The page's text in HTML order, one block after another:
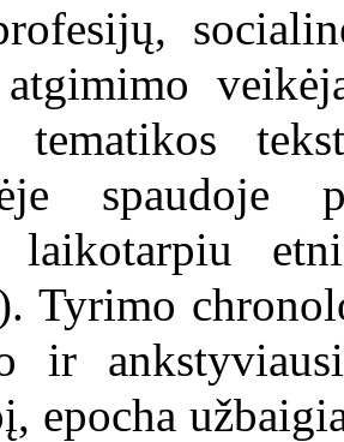
tematikos
spaudoje
laikotarpiu
Tyrimo
ir
epocha